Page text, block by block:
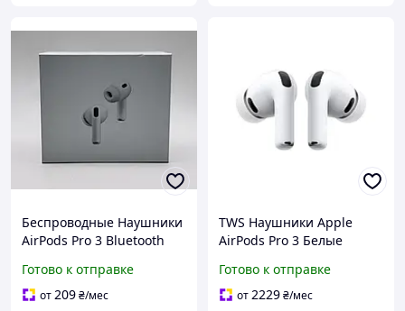
Беспроводные Наушники
AirPods Pro 3 Bluetooth
Совместимость с iOS и
Android ТОП Качество
Готово к отправке
от209₴/мес
TWS Наушники Apple
AirPods Pro 3 Белые
шумоподавлением (ANC)
до 6.5ч (MFHP4ZE/A)
Готово к отправке
от2229₴/мес